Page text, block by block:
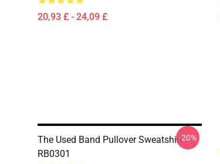
20,93 £ - 24,09 £
The Used Band Pullover Sweatshirt
RB0301
-20%